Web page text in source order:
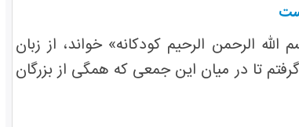
الرحمن الرحیم کودکانه» خواند، از زبان
تا در میان این جمعی که همگی از بزرگان